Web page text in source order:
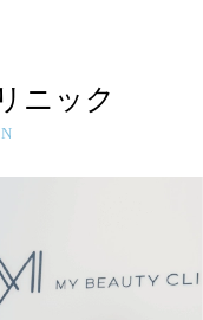
ニック